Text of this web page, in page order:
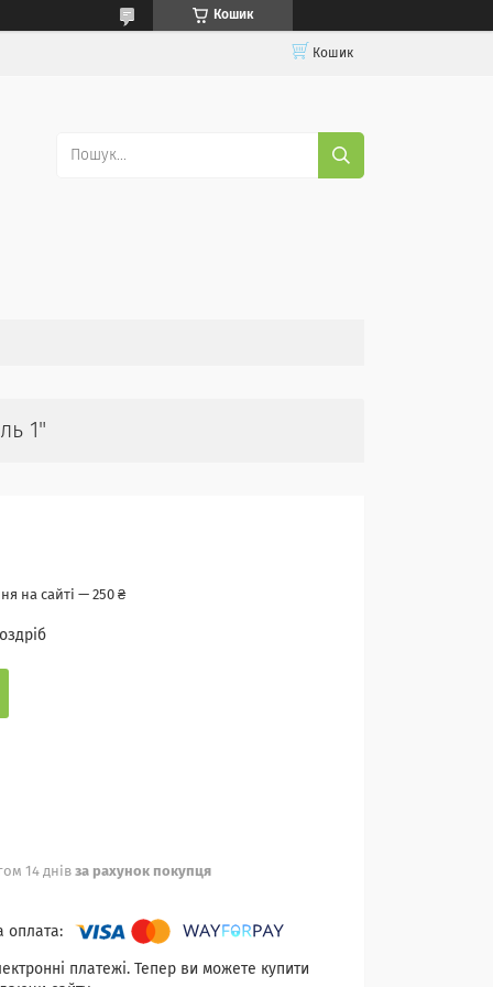
Кошик
Кошик
1"
на сайті — 250 ₴
14 днів за рахунок покупця
платежі. Тепер ви можете купити